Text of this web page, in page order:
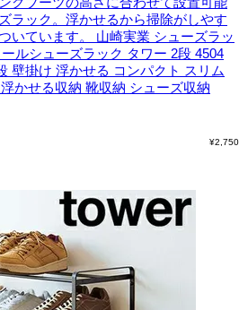
ラック。浮かせるから掃除がしやす
いています。
山崎実業 シューズラッ
ルシューズラック タワー 2段 4504
壁掛け 浮かせる コンパクト スリム
かせる収納 靴収納 シューズ収納
¥2,750